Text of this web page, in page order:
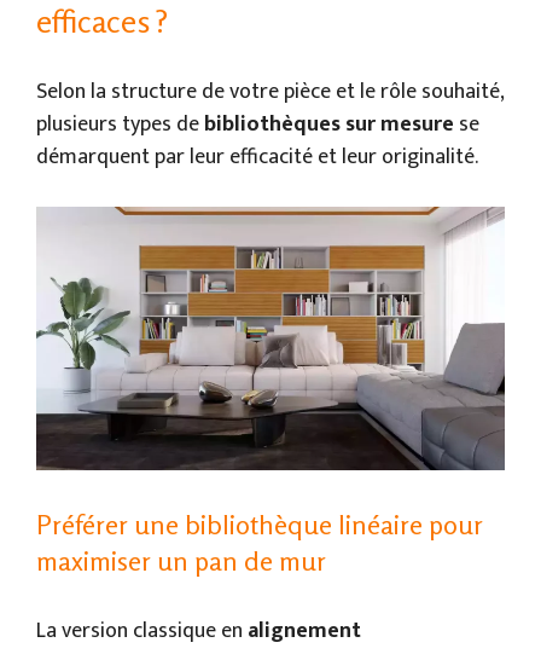
efficaces ?
Selon la structure de votre pièce et le rôle souhaité,
plusieurs types debibliothèques sur mesure se
démarquent par leur efficacité et leur originalité.
Préférer une bibliothèque linéaire pour
maximiser un pan de mur
La version classique en alignement